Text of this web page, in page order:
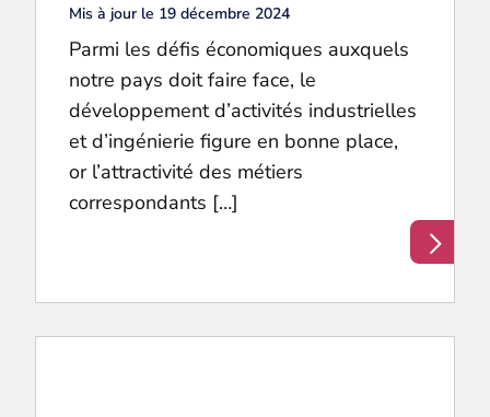
Mis à jour le 19 décembre 2024
Parmi les défis économiques auxquels
notre pays doit faire face, le
développement d’activités industrielles
et d’ingénierie figure en bonne place,
or l’attractivité des métiers
correspondants […]